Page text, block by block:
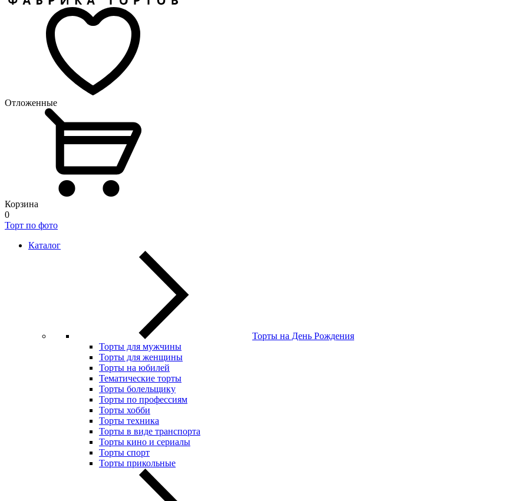
Отложенные
Корзина
0
Торт по фото
Каталог
Торты на День Рождения
Торты для мужчины
Торты для женщины
Торты на юбилей
Тематические торты
Торты болельщику
Торты по профессиям
Торты хобби
Торты техника
Торты в виде транспорта
Торты кино и сериалы
Торты спорт
Торты прикольные